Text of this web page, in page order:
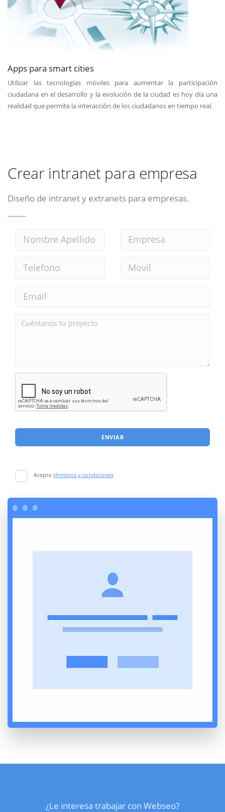
Apps para smart cities
Utilizar las tecnologías móviles para aumentar la participación
ciudadana en el desarrollo y la evolución de la ciudad es hoy día una
realidad que permite la interacción de los ciudadanos en tiempo real.
Crear intranet para empresa
Diseño de intranet y extranets para empresas.
ENVIAR
Acepto términos y condiciones
¿Le interesa trabajar con Webseo?